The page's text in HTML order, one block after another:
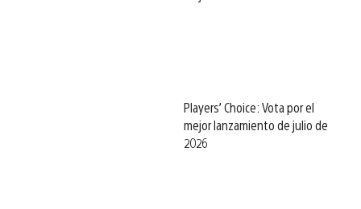
Players’ Choice: Vota por el
mejor lanzamiento de julio de
2026